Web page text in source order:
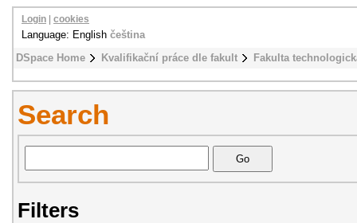
DSpace Home Kvalifikační práce dle fakult Fakulta
Login cookies
Language: English čeština
Search
Filters